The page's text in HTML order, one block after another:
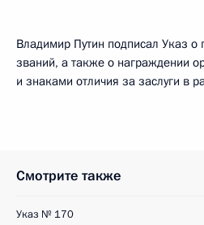
Владимир Путин подписал Указ о
званий, а также о награждении
и знаками отличия за заслуги в
Смотрите также
Указ № 170